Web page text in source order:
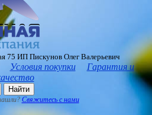
75 ИП Пискунов Олег Валерьевич
Условия покупки
Гарантия и
Найти
Свяжитесь с нами